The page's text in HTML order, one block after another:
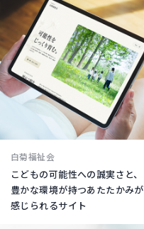
白菊福祉会
こどもの可能性への誠実さと、
豊かな環境が持つあたたかみが
感じられるサイト